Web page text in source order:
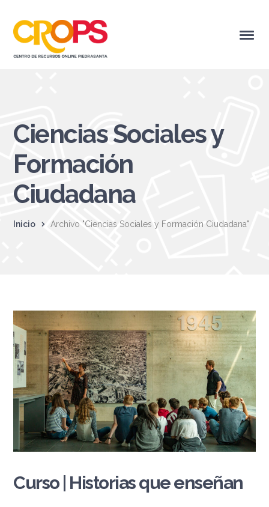
Ciencias Sociales y
Formación
Ciudadana
Inicio Archivo "Ciencias Sociales y Formación Ciudadana"
Curso | Historias que enseñan